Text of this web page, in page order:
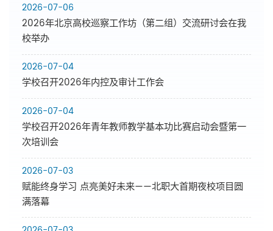
2026-07-06
2026年北京高校巡察工作坊（第二组）交流研讨会在我
校举办
2026-07-04
学校召开2026年内控及审计工作会
2026-07-04
学校召开2026年青年教师教学基本功比赛启动会暨第一
次培训会
2026-07-03
赋能终身学习 点亮美好未来——北职大首期夜校项目圆
满落幕